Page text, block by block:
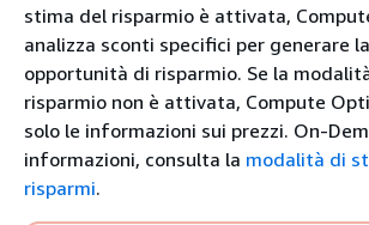
stima del risparmio è attivata,
analizza sconti specifici per generare
opportunità di risparmio. Se la
risparmio non è attivata, Compute
solo le informazioni sui prezzi. On-
informazioni, consulta la modalità di
risparmi.